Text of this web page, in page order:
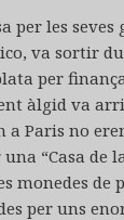
per les
va sortir
per
àlgid va
Paris no
“Casa de
monedes de
per uns